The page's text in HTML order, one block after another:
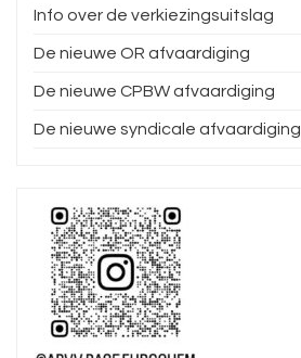
Info over de verkiezingsuitslag
De nieuwe OR afvaardiging
De nieuwe CPBW afvaardiging
De nieuwe syndicale afvaardiging